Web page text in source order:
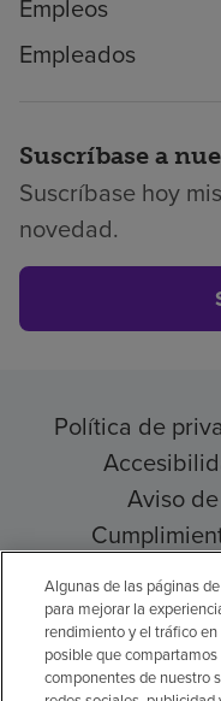
Empleos
Empleados
Suscríbase a
Suscríbase hoy
novedad.
Política de
Aviso
© 2026
Algunas de las páginas
para mejorar la
rendimiento y el tráfico
posible que
componentes de nuestro